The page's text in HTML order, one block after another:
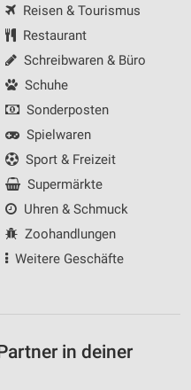
Reisen & Tourismus
Restaurant
Schreibwaren & Büro
Schuhe
Sonderposten
Spielwaren
Sport & Freizeit
Supermärkte
Uhren & Schmuck
Zoohandlungen
Weitere Geschäfte
in deiner